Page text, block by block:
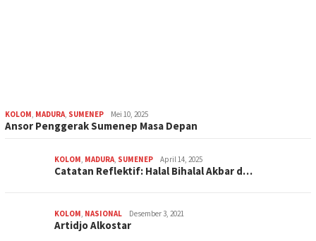
KOLOM, MADURA, SUMENEP Mei 10, 2025
Ansor Penggerak Sumenep Masa Depan
KOLOM, MADURA, SUMENEP April 14, 2025
Catatan Reflektif: Halal Bihalal Akbar d…
KOLOM, NASIONAL Desember 3, 2021
Artidjo Alkostar